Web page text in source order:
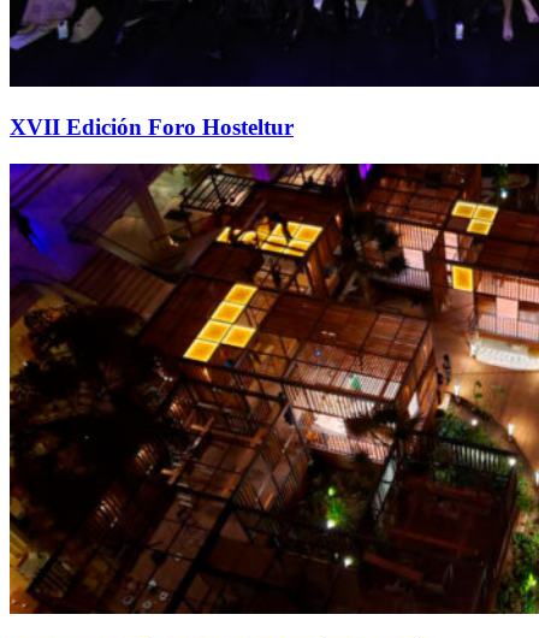
XVII Edición Foro Hosteltur